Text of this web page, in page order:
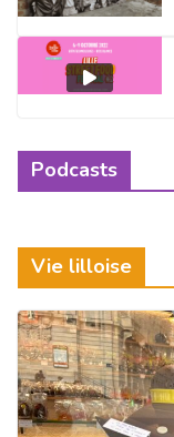
k
Podcasts
Vie lilloise